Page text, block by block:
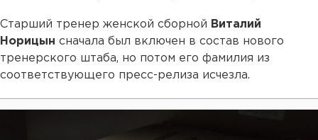
Старший тренер женской сборной Виталий
Норицын сначала был включен в состав нового
тренерского штаба, но потом его фамилия из
соответствующего пресс-релиза исчезла.